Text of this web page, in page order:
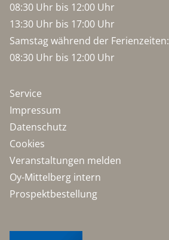
08:30 Uhr bis 12:00 Uhr
13:30 Uhr bis 17:00 Uhr
Samstag während der Ferienzeiten:
08:30 Uhr bis 12:00 Uhr
Service
Impressum
Datenschutz
Cookies
Veranstaltungen melden
Oy-Mittelberg intern
Prospektbestellung